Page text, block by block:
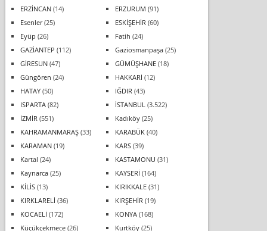
ERZİNCAN(14) ERZURUM (91)
Esenler(25) ESKİŞEHİR (60)
Eyüp (26) Fatih (24)
GAZİANTEP (112) Gaziosmanpaşa(25)
GİRESUN(47) GÜMÜŞHANE(18)
Güngören (24) HAKKARİ (12)
HATAY(50) IĞDIR (43)
ISPARTA(82) İSTANBUL (3.522)
İZMİR (551) Kadıköy(25)
KAHRAMANMARAŞ(33) KARABÜK(40)
KARAMAN(19) KARS(39)
Kartal (24) KASTAMONU (31)
Kaynarca(25) KAYSERİ (164)
KİLİS(13) KIRIKKALE(31)
KIRKLARELİ (36) KIRŞEHİR (19)
KOCAELİ (172) KONYA(168)
Küçükçekmece(26) Kurtköy(25)